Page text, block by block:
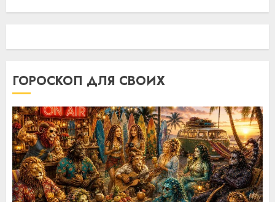
ГОРОСКОП ДЛЯ СВОИХ